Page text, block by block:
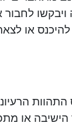
או
התהוות
או